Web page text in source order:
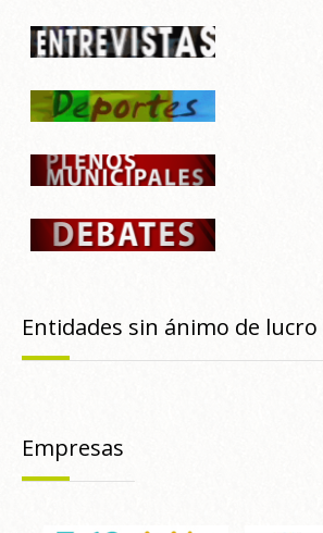
Entidades sin ánimo de lucro
Empresas